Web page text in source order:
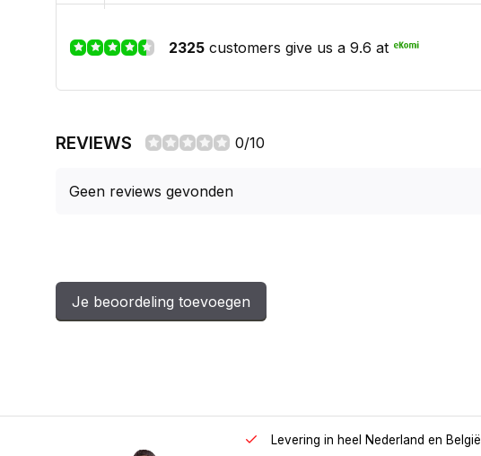
2325 customers give us a 9.6 at
REVIEWS 0/10
Geen reviews gevonden
Je beoordeling toevoegen
Levering in heel Nederland en België